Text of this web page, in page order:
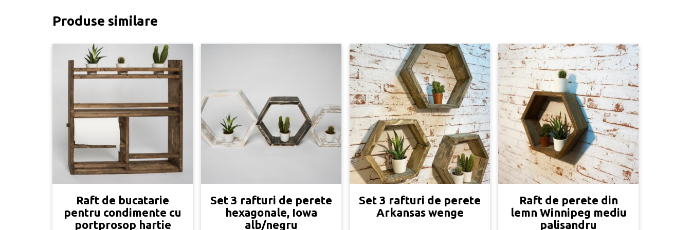
Produse similare
Raft de bucatarie
pentru condimente cu
portprosop hartie
Set 3 rafturi de perete
hexagonale, Iowa
alb/negru
Set 3 rafturi de perete
Arkansas wenge
Raft de perete din
lemn Winnipeg mediu
palisandru